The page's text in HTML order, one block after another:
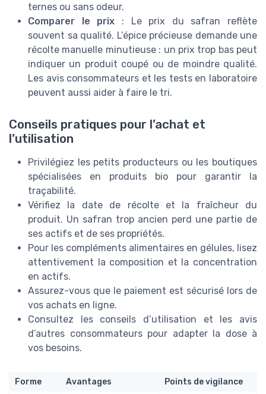
ternes ou sans odeur.
Comparer le prix : Le prix du safran reflète
souvent sa qualité. L’épice précieuse demande une
récolte manuelle minutieuse : un prix trop bas peut
indiquer un produit coupé ou de moindre qualité.
Les avis consommateurs et les tests en laboratoire
peuvent aussi aider à faire le tri.
Conseils pratiques pour l’achat et
l’utilisation
Privilégiez les petits producteurs ou les boutiques
spécialisées en produits bio pour garantir la
traçabilité.
Vérifiez la date de récolte et la fraîcheur du
produit. Un safran trop ancien perd une partie de
ses actifs et de ses propriétés.
Pour les compléments alimentaires en gélules, lisez
attentivement la composition et la concentration
en actifs.
Assurez-vous que le paiement est sécurisé lors de
vos achats en ligne.
Consultez les conseils d’utilisation et les avis
d’autres consommateurs pour adapter la dose à
vos besoins.
Forme Avantages Points de vigilance